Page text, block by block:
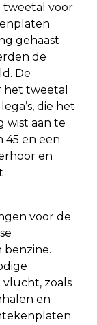
tweetal voor
gehaast
de
De
het tweetal
die het
wist aan te
45 en een
en
voor de
benzine.
zoals
en